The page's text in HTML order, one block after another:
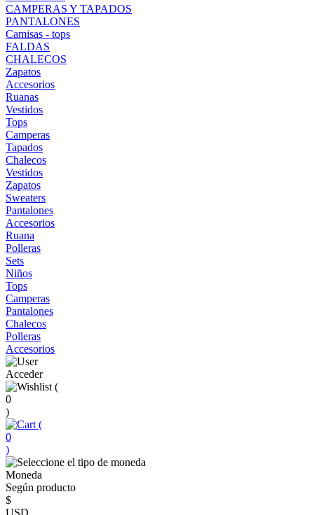
CAMPERAS Y TAPADOS
PANTALONES
Camisas - tops
FALDAS
CHALECOS
Zapatos
Accesorios
Ruanas
Vestidos
Tops
Camperas
Tapados
Chalecos
Vestidos
Zapatos
Sweaters
Pantalones
Accesorios
Ruana
Polleras
Sets
Niños
Tops
Camperas
Pantalones
Chalecos
Polleras
Accesorios
Acceder
(
0
)
(
0
)
Moneda
Según producto
$
USD